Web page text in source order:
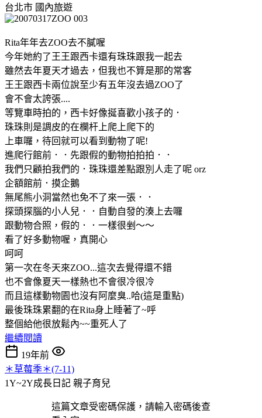
台北市 國內旅遊
Rita年年去ZOO去不膩喔
今年她約了王王跟西卡還有珠珠跟我一起去
雖然去年夏天才過去，但我也不算是那的常客
王王跟西卡兩位說至少有五年沒去過ZOO了
會不會太誇張....
等覽車時拍的，西卡好像挻喜歡小孩子的．
珠珠則是調皮的在欄杆上爬上爬下的
上車囉，待回就可以看到動物了呢!
進爬行館前．．先跟假的動物拍拍拍．．
我們只顧拍我們的．珠珠還差點跟別人走了呢 orz
企額館前．摸企鵝
無尾熊小洞當然也免不了來一張．．
探頭探腦的小人兒．．自動自發的湊上去囉
跟動物合照，假的．．一樣很剉～～
看了好多動物喔，真開心
呵呵
第一次在冬天來ZOO...這次去覺得還不錯
也不會像夏天一樣熱也不會很冷很冷
而且這樣動物園也沒有阿麼臭..哈(這是重點)
最後珠珠累翻的在Rita身上睡著了~呼
整個給他很放鬆內~~重死人了
繼續閱讀
19年前
＊草莓季＊(7-11)
1Y~2Y成長日記 親子育兒
這篇文章受密碼保護，請輸入密碼後查